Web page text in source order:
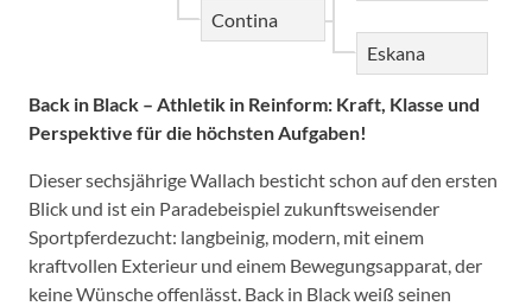
Contina
Eskana
Back in Black – Athletik in Reinform: Kraft, Klasse und
Perspektive für die höchsten Aufgaben!
Dieser sechsjährige Wallach besticht schon auf den ersten
Blick und ist ein Paradebeispiel zukunftsweisender
Sportpferdezucht: langbeinig, modern, mit einem
kraftvollen Exterieur und einem Bewegungsapparat, der
keine Wünsche offenlässt. Back in Black weiß seinen